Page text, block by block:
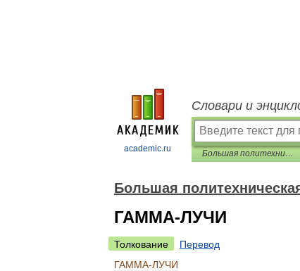
academic.ru
Словари и
Большая политехническая энциклопедия
Большая
ГАММА-ЛУЧИ
Толкование
Перевод
ГАММА-ЛУЧИ